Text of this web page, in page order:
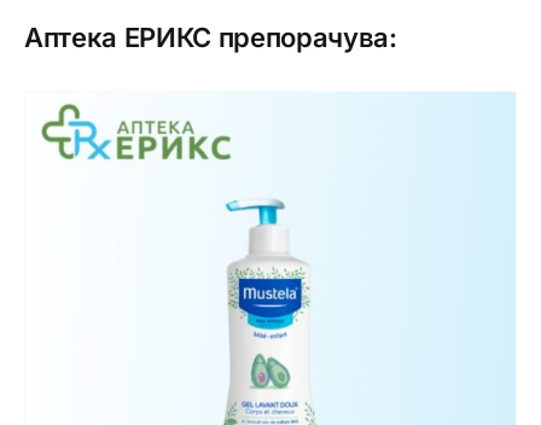
Аптека ЕРИКС препорачува: